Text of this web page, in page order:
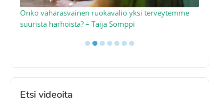
Onko vähärasvainen ruokavalio yksi terveytemme
suurista harhoista? – Taija Somppi
●●●●●●●
Etsi videoita